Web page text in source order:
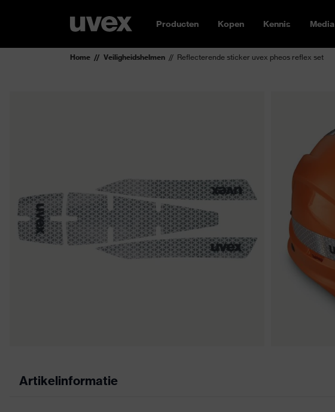
Producten Kopen Kennis Media
Home Veiligheidshelmen Reflecterende sticker uvex pheos reflex set
Artikelinformatie